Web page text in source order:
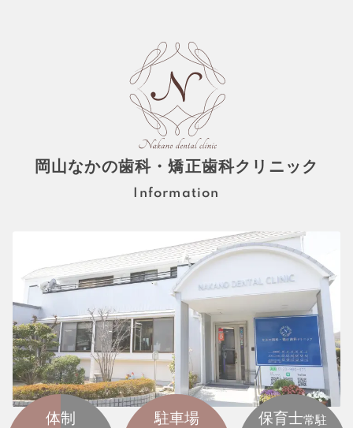
岡山なかの歯科・矯正歯科クリニック
Information
体制 駐車場 保育士常駐